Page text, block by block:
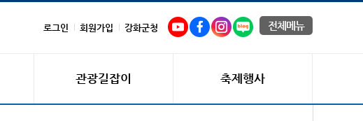
로그인 회원가입 강화군청 전체메뉴
관광길잡이 축제행사